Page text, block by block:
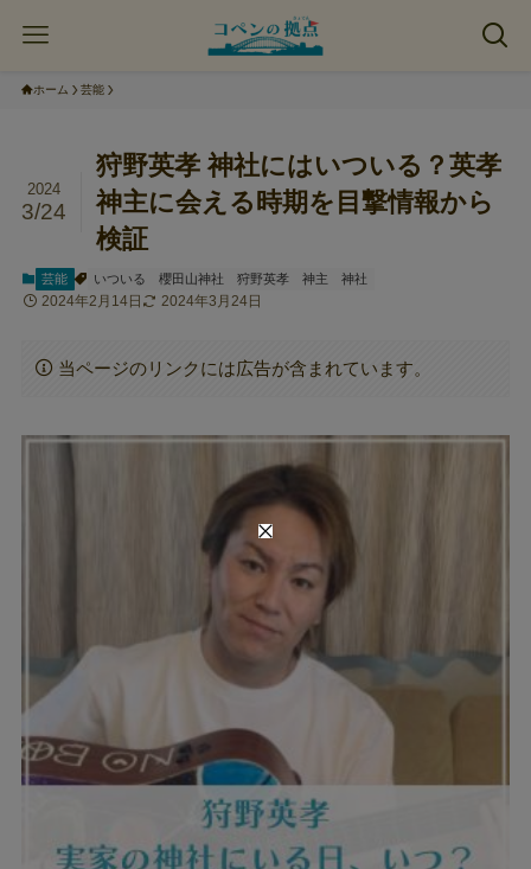
ホーム 芸能
狩野英孝 神社にはいついる？英孝
神主に会える時期を目撃情報から
検証
2024
3/24
芸能 いついる 櫻田山神社 狩野英孝 神主 神社
2024年2月14日 2024年3月24日
当ページのリンクには広告が含まれています。